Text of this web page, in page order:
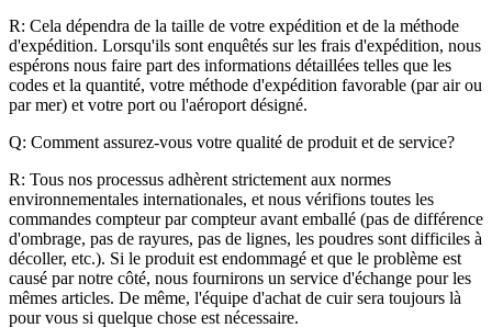
R: Cela dépendra de la taille de votre expédition et de la méthode
d'expédition. Lorsqu'ils sont enquêtés sur les frais d'expédition, nous
espérons nous faire part des informations détaillées telles que les
codes et la quantité, votre méthode d'expédition favorable (par air ou
par mer) et votre port ou l'aéroport désigné.
Q: Comment assurez-vous votre qualité de produit et de service?
R: Tous nos processus adhèrent strictement aux normes
environnementales internationales, et nous vérifions toutes les
commandes compteur par compteur avant emballé (pas de différence
d'ombrage, pas de rayures, pas de lignes, les poudres sont difficiles à
décoller, etc.). Si le produit est endommagé et que le problème est
causé par notre côté, nous fournirons un service d'échange pour les
mêmes articles. De même, l'équipe d'achat de cuir sera toujours là
pour vous si quelque chose est nécessaire.